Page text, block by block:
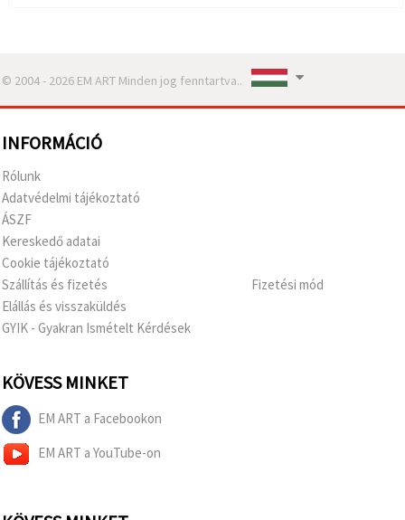
© 2004 - 2026 EM ART Minden jog fenntartva..
INFORMÁCIÓ
Rólunk
Adatvédelmi tájékoztató
ÁSZF
Kereskedő adatai
Cookie tájékoztató
Szállítás és fizetés
Elállás és visszaküldés
GYIK - Gyakran Ismételt Kérdések
Fizetési mód
KÖVESS MINKET
EM ART a Facebookon
EM ART a YouTube-on